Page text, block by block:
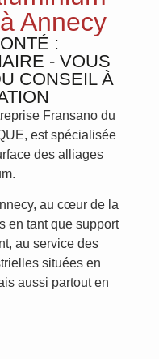
Annecy
:
- VOUS
CONSEIL À
Fransano du
est spécialisée
des alliages
au cœur de la
en tant que support
au service des
situées en
aussi partout en